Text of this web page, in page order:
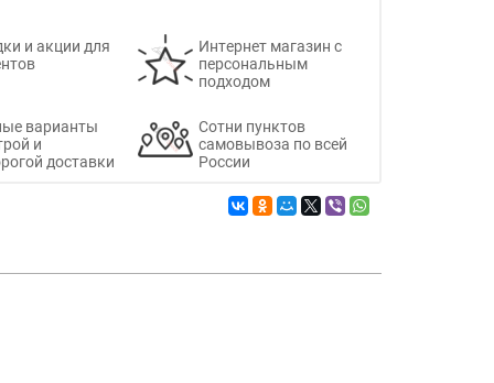
и акции для
Интернет магазин с
персональным
подходом
варианты
и
доставки
Сотни пунктов
самовывоза по всей
России